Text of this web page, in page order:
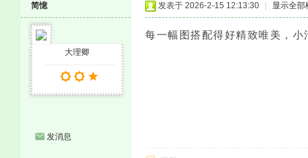
简憶
大理卿
发消息
发表于 2026-2-15 12:13:30 显示全部
每一幅图搭配得好精致唯美，